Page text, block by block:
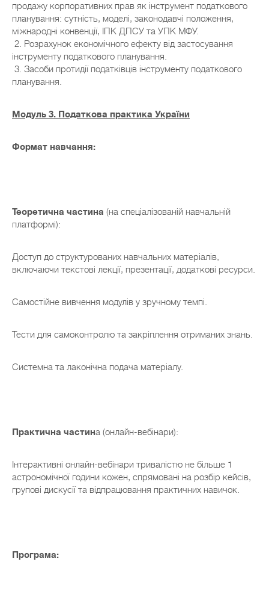
продажу корпоративних прав як інструмент податкового
планування: сутність, моделі, законодавчі положення,
міжнародні конвенції, ІПК ДПСУ та УПК МФУ.
2. Розрахунок економічного ефекту від застосування
інструменту податкового планування.
3. Засоби протидії податківців інструменту податкового
планування.
Модуль 3. Податкова практика України
Формат навчання:
Теоретична частина (на спеціалізованій навчальній
платформі):
Доступ до структурованих навчальних матеріалів,
включаючи текстові лекції, презентації, додаткові ресурси.
Самостійне вивчення модулів у зручному темпі.
Тести для самоконтролю та закріплення отриманих знань.
Системна та лаконічна подача матеріалу.
Практична частина (онлайн-вебінари):
Інтерактивні онлайн-вебінари тривалістю не більше 1
астрономічної години кожен, спрямовані на розбір кейсів,
групові дискусії та відпрацювання практичних навичок.
Програма: